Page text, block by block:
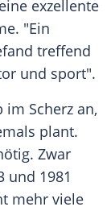
exzellente
"Ein
treffend
und sport".
Scherz an,
plant.
Zwar
und 1981
mehr viele